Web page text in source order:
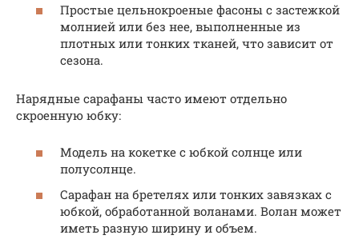
Простые цельнокроеные фасоны с застежкой
молнией или без нее, выполненные из
плотных или тонких тканей, что зависит от
сезона.
Нарядные сарафаны часто имеют отдельно
скроенную юбку:
Модель на кокетке с юбкой солнце или
полусолнце.
Сарафан на бретелях или тонких завязках с
юбкой, обработанной воланами. Волан может
иметь разную ширину и объем.